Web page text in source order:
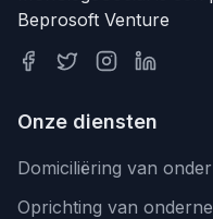
Beprosoft Venture
Onze diensten
Domiciliëring van
Oprichting van